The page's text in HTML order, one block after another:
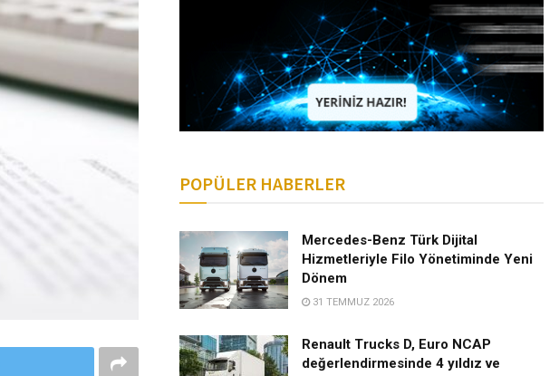
POPÜLER HABERLER
Mercedes-Benz Türk Dijital
Hizmetleriyle Filo Yönetiminde Yeni
Dönem
31 TEMMUZ 2026
Renault Trucks D, Euro NCAP
değerlendirmesinde 4 yıldız ve